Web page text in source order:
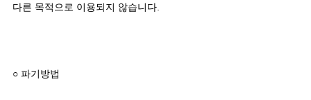
다른 목적으로 이용되지 않습니다.
○ 파기방법